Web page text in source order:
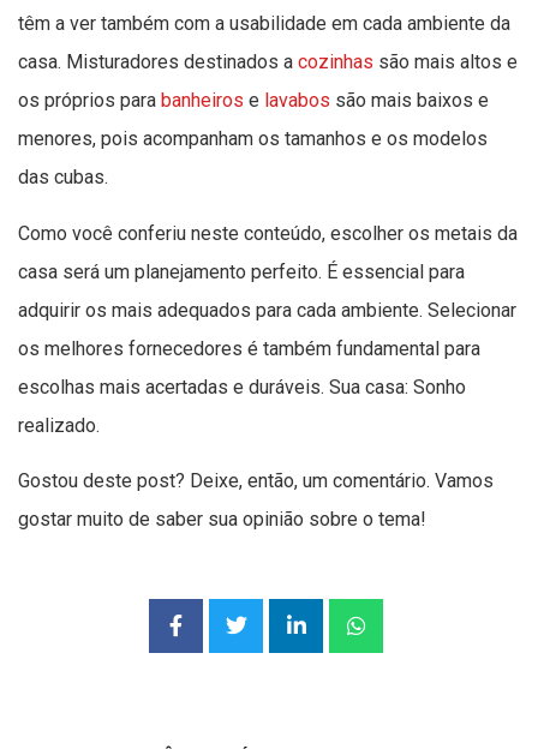
têm a ver também com a usabilidade em cada ambiente da
casa. Misturadores destinados a cozinhas são mais altos e
os próprios para banheiros e lavabos são mais baixos e
menores, pois acompanham os tamanhos e os modelos
das cubas.
Como você conferiu neste conteúdo, escolher os metais da
casa será um planejamento perfeito. É essencial para
adquirir os mais adequados para cada ambiente. Selecionar
os melhores fornecedores é também fundamental para
escolhas mais acertadas e duráveis. Sua casa: Sonho
realizado.
Gostou deste post? Deixe, então, um comentário. Vamos
gostar muito de saber sua opinião sobre o tema!